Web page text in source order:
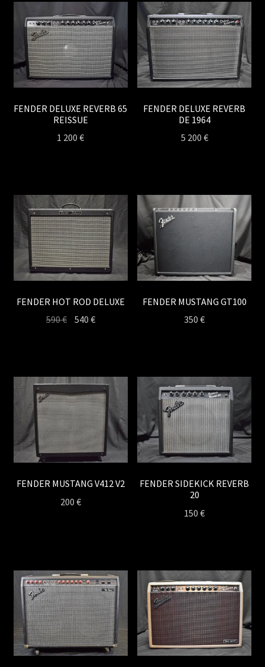
FENDER DELUXE REVERB 65
REISSUE
1 200€
FENDER DELUXE REVERB
DE 1964
5 200 €
FENDER HOT ROD DELUXE
590€ Le
590 €.
540 €Le
540 €.
FENDER MUSTANG GT100
350€
FENDER MUSTANG V412 V2
200 €
FENDER SIDEKICK REVERB
20
150€